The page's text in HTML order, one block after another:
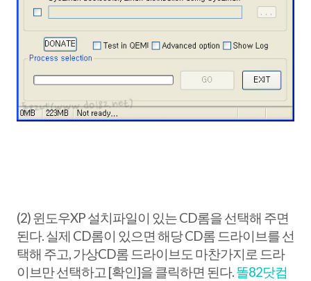
(2) 윈도우XP 설치파일이 있는 CD롬을 선택해 주면
된다. 실제 CD롬이 있으면 해당 CD롬 드라이브를 선
택해 주고, 가상CD롬 드라이브도 마찬가지로 드라
이브만 선택하고 [확인]을 클릭하면 된다.똘82닷컴